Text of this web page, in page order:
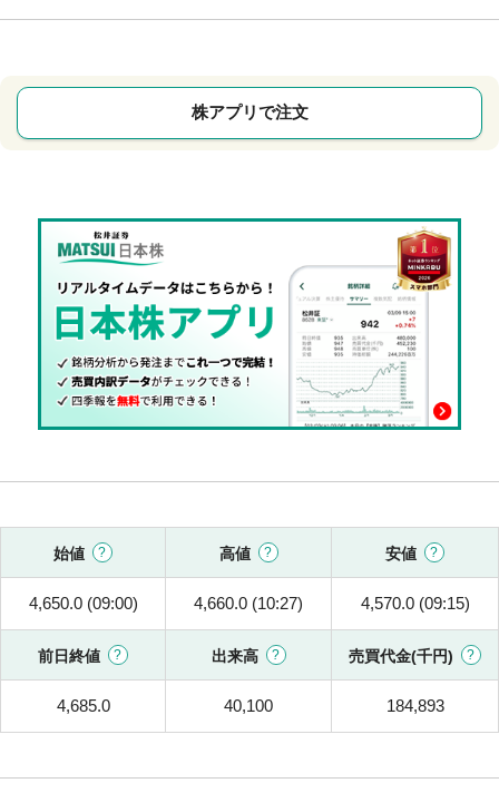
株アプリで注文
始値 高値 安値
4,650.0 (09:00) 4,660.0 (10:27) 4,570.0 (09:15)
前日終値 出来高 売買代金(千円)
4,685.0 40,100 184,893